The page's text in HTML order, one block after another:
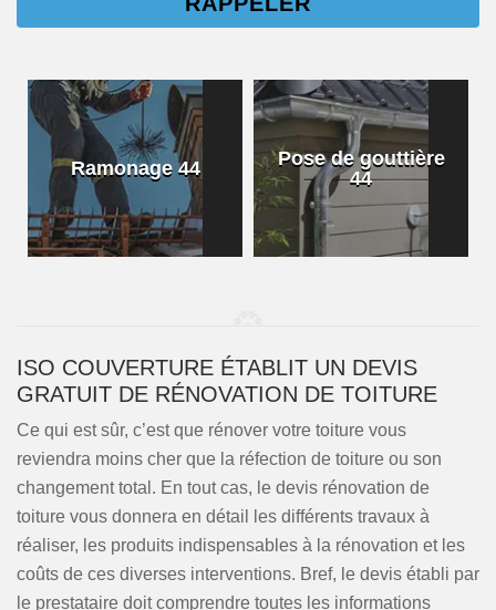
Ramonage 44
Pose de gouttière
44
ISO COUVERTURE ÉTABLIT UN DEVIS
GRATUIT DE RÉNOVATION DE TOITURE
Ce qui est sûr, c’est que rénover votre toiture vous
reviendra moins cher que la réfection de toiture ou son
changement total. En tout cas, le devis rénovation de
toiture vous donnera en détail les différents travaux à
réaliser, les produits indispensables à la rénovation et les
coûts de ces diverses interventions. Bref, le devis établi par
le prestataire doit comprendre toutes les informations